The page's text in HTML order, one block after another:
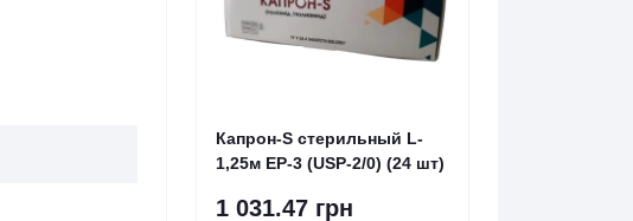
Капрон-S стерильный L-
1,25м EP-3 (USP-2/0) (24 шт)
1 031.47 грн